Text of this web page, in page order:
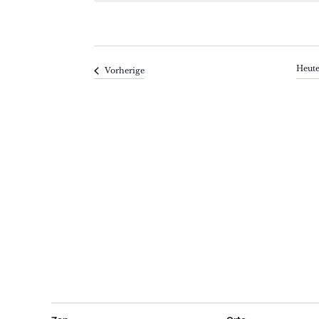
VorherigeVeranstaltungen Heute